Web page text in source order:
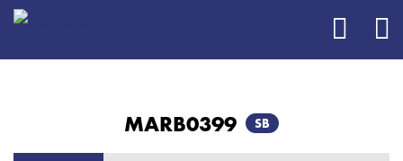
MARB0399 SB